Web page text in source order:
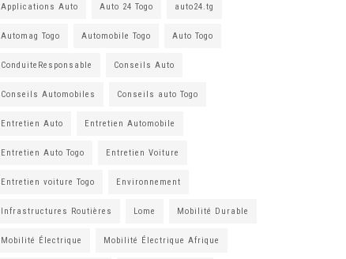
Applications Auto Auto 24 Togo auto24.tg
Automag Togo Automobile Togo Auto Togo
ConduiteResponsable Conseils Auto
Conseils Automobiles Conseils auto Togo
Entretien Auto Entretien Automobile
Entretien Auto Togo Entretien Voiture
Entretien voiture Togo Environnement
Infrastructures Routières Lome Mobilité Durable
Mobilité Électrique Mobilité Électrique Afrique